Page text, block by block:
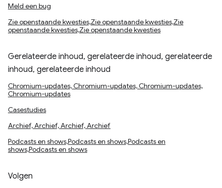
Meld een bug
Zie openstaande kwesties,Zie openstaande kwesties,Zie
openstaande kwesties,Zie openstaande kwesties
Gerelateerde inhoud, gerelateerde inhoud, gerelateerde
inhoud, gerelateerde inhoud
Chromium-updates, Chromium-updates, Chromium-updates,
Chromium-updates
Casestudies
Archief, Archief, Archief, Archief
Podcasts en shows,Podcasts en shows,Podcasts en
shows,Podcasts en shows
Volgen